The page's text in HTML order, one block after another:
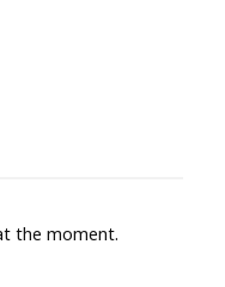
the moment.